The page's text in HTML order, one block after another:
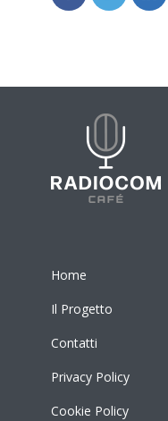
Home
Il Progetto
Contatti
Privacy Policy
Cookie Policy